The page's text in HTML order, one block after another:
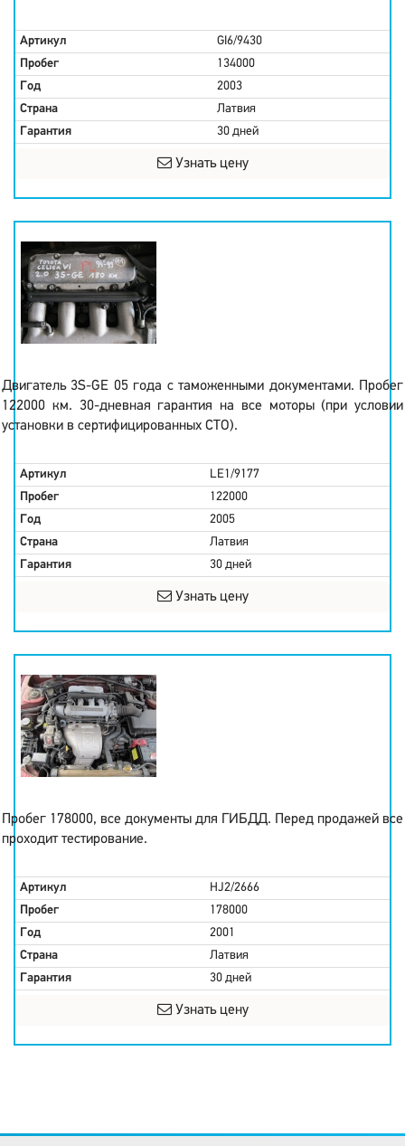
Артикул
GI6/9430
Пробег
134000
Год
2003
Страна
Латвия
Гарантия
30 дней
Узнать цену
Двигатель 3S-GE 05 года с таможенными документами. Пробег
122000 км. 30-дневная гарантия на все моторы (при условии
установки в сертифицированных СТО).
Артикул
LE1/9177
Пробег
122000
Год
2005
Страна
Латвия
Гарантия
30 дней
Узнать цену
Пробег 178000, все документы для ГИБДД. Перед продажей все
проходит тестирование.
Артикул
HJ2/2666
Пробег
178000
Год
2001
Страна
Латвия
Гарантия
30 дней
Узнать цену